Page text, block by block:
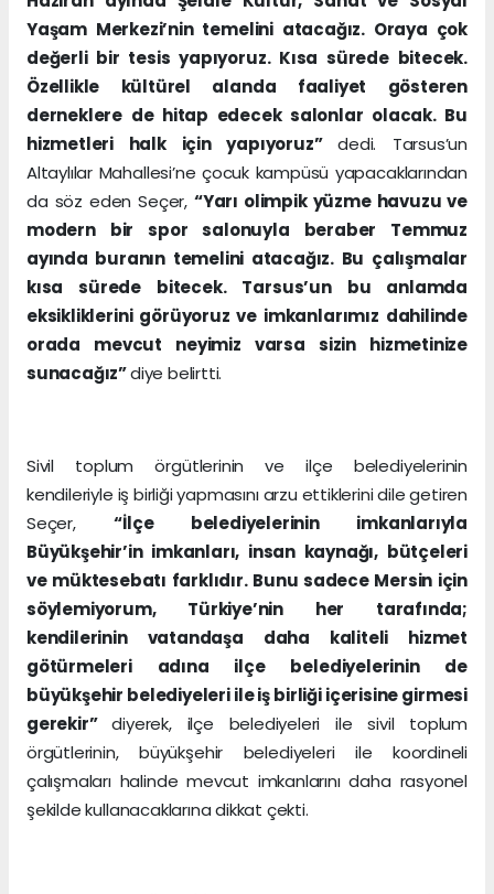
Yaşam Merkezi’nin temelini atacağız. Oraya çok
değerli bir tesis yapıyoruz. Kısa sürede bitecek.
Özellikle kültürel alanda faaliyet gösteren
derneklere de hitap edecek salonlar olacak. Bu
hizmetleri halk için yapıyoruz”dedi. Tarsus’un
Altaylılar Mahallesi’ne çocuk kampüsü yapacaklarından
da söz eden Seçer, “Yarı olimpik yüzme havuzu ve
modern bir spor salonuyla beraber Temmuz
ayında buranın temelini atacağız. Bu çalışmalar
kısa sürede bitecek. Tarsus’un bu anlamda
eksikliklerini görüyoruz ve imkanlarımız dahilinde
orada mevcut neyimiz varsa sizin hizmetinize
sunacağız”diye belirtti.
Sivil toplum örgütlerinin ve ilçe belediyelerinin
kendileriyle iş birliği yapmasını arzu ettiklerini dile getiren
Seçer,“İlçe belediyelerinin imkanlarıyla
Büyükşehir’in imkanları, insan kaynağı, bütçeleri
ve müktesebatı farklıdır. Bunu sadece Mersin için
söylemiyorum, Türkiye’nin her tarafında;
kendilerinin vatandaşa daha kaliteli hizmet
götürmeleri adına ilçe belediyelerinin de
büyükşehir belediyeleri ile iş birliği içerisine girmesi
gerekir”diyerek, ilçe belediyeleri ile sivil toplum
örgütlerinin, büyükşehir belediyeleri ile koordineli
çalışmaları halinde mevcut imkanlarını daha rasyonel
şekilde kullanacaklarına dikkat çekti.